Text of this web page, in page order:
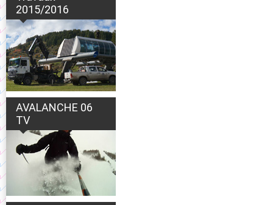
2015/2016
AVALANCHE 06
TV